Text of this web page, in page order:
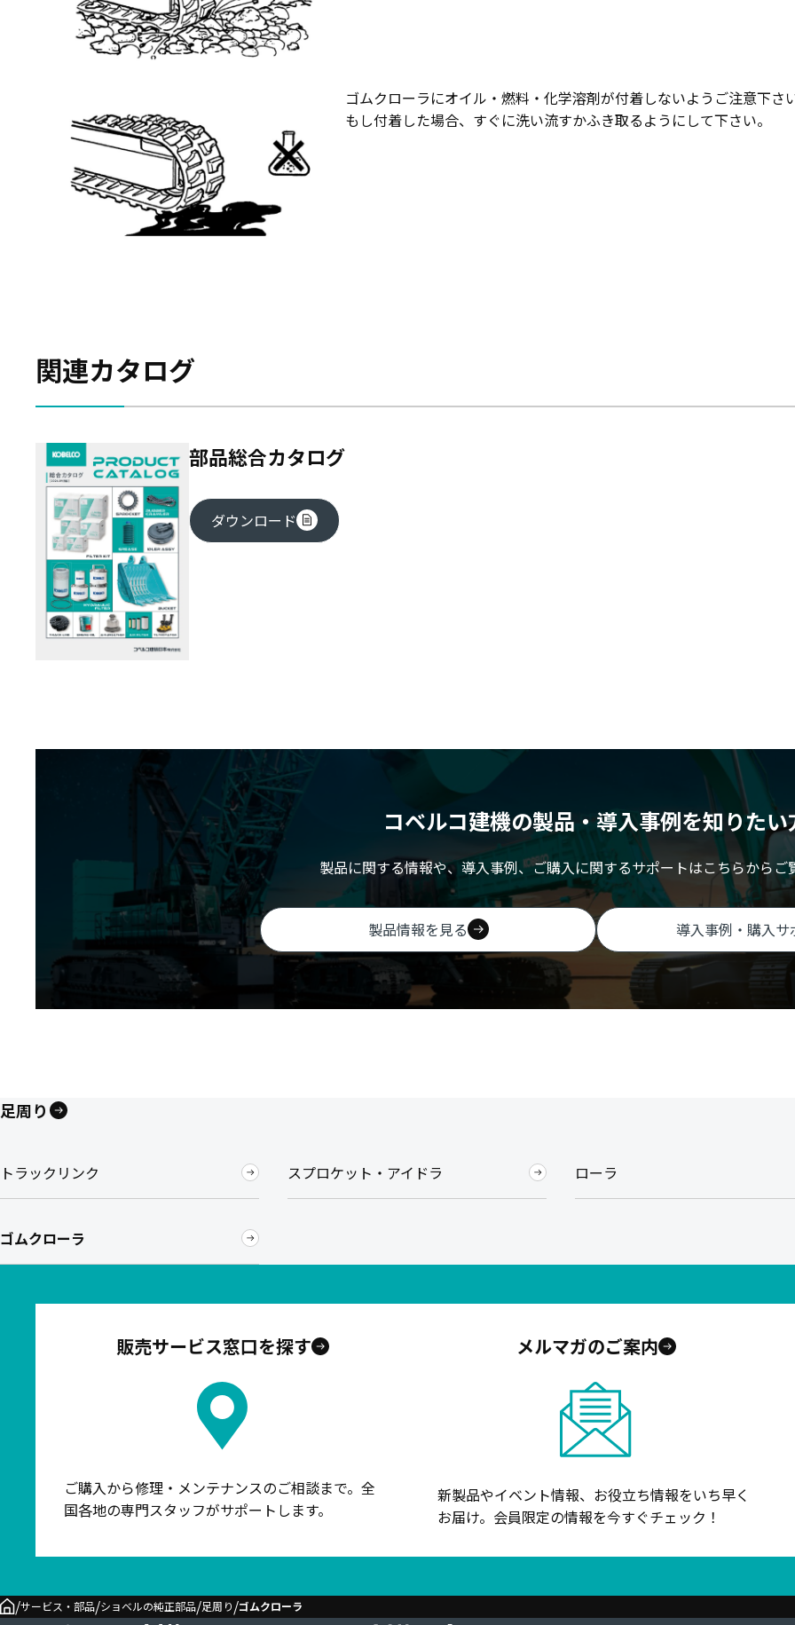
ゴムクローラにオイル・燃料・化学溶剤が付着しないようご注意下さ
もし付着した場合、すぐに洗い流すかふき取るようにして下さい。
関連カタログ
部品総合カタログ
ダウンロード
コベルコ建機の製品・導入事例を知りたい
製品に関する情報や、導入事例、ご購入に関するサポートはこちらからご
製品情報を見る 導入事例・購入サ
足周り
トラックリンク スプロケット・アイドラ ローラ
ゴムクローラ
販売サービス窓口を探す
ご購入から修理・メンテナンスのご相談まで。全
国各地の専門スタッフがサポートします。
メルマガのご案内
新製品やイベント情報、お役立ち情報をいち早く
お届け。会員限定の情報を今すぐチェック！
/サービス・部品/ショベルの純正部品/足周り/ゴムクローラ